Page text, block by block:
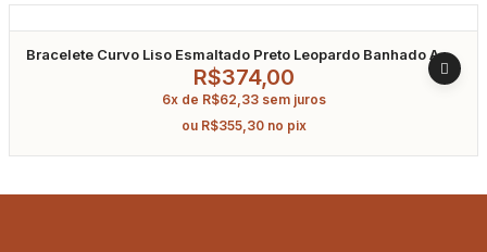
Bracelete Curvo Liso Esmaltado Preto Leopardo Banhado A
R$374,00
6x de R$62,33 sem juros
ou R$355,30 no pix